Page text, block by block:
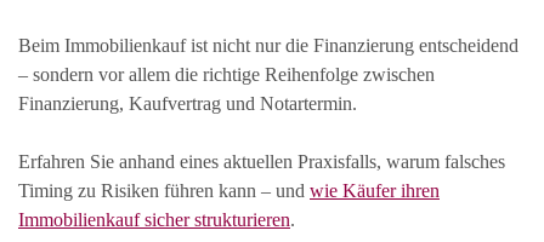
Beim Immobilienkauf ist nicht nur die Finanzierung entscheidend
– sondern vor allem die richtige Reihenfolge zwischen
Finanzierung, Kaufvertrag und Notartermin.
Erfahren Sie anhand eines aktuellen Praxisfalls, warum falsches
Timing zu Risiken führen kann – und wie Käufer ihren
Immobilienkauf sicher strukturieren.